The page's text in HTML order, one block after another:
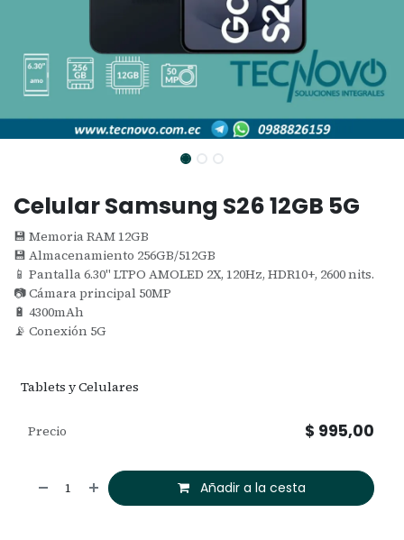
Celular Samsung S26 12GB 5G
💾 Memoria RAM 12GB
💾 Almacenamiento 256GB/512GB
📱 Pantalla 6.30" LTPO AMOLED 2X, 120Hz, HDR10+, 2600 nits.
📷 Cámara principal 50MP
🔋 4300mAh
📡 Conexión 5G
Tablets y Celulares
Añadir a la cesta
Precio $ 995,00